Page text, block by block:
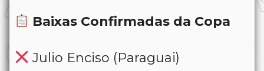
Baixas Confirmadas da Copa
Julio Enciso (Paraguai)